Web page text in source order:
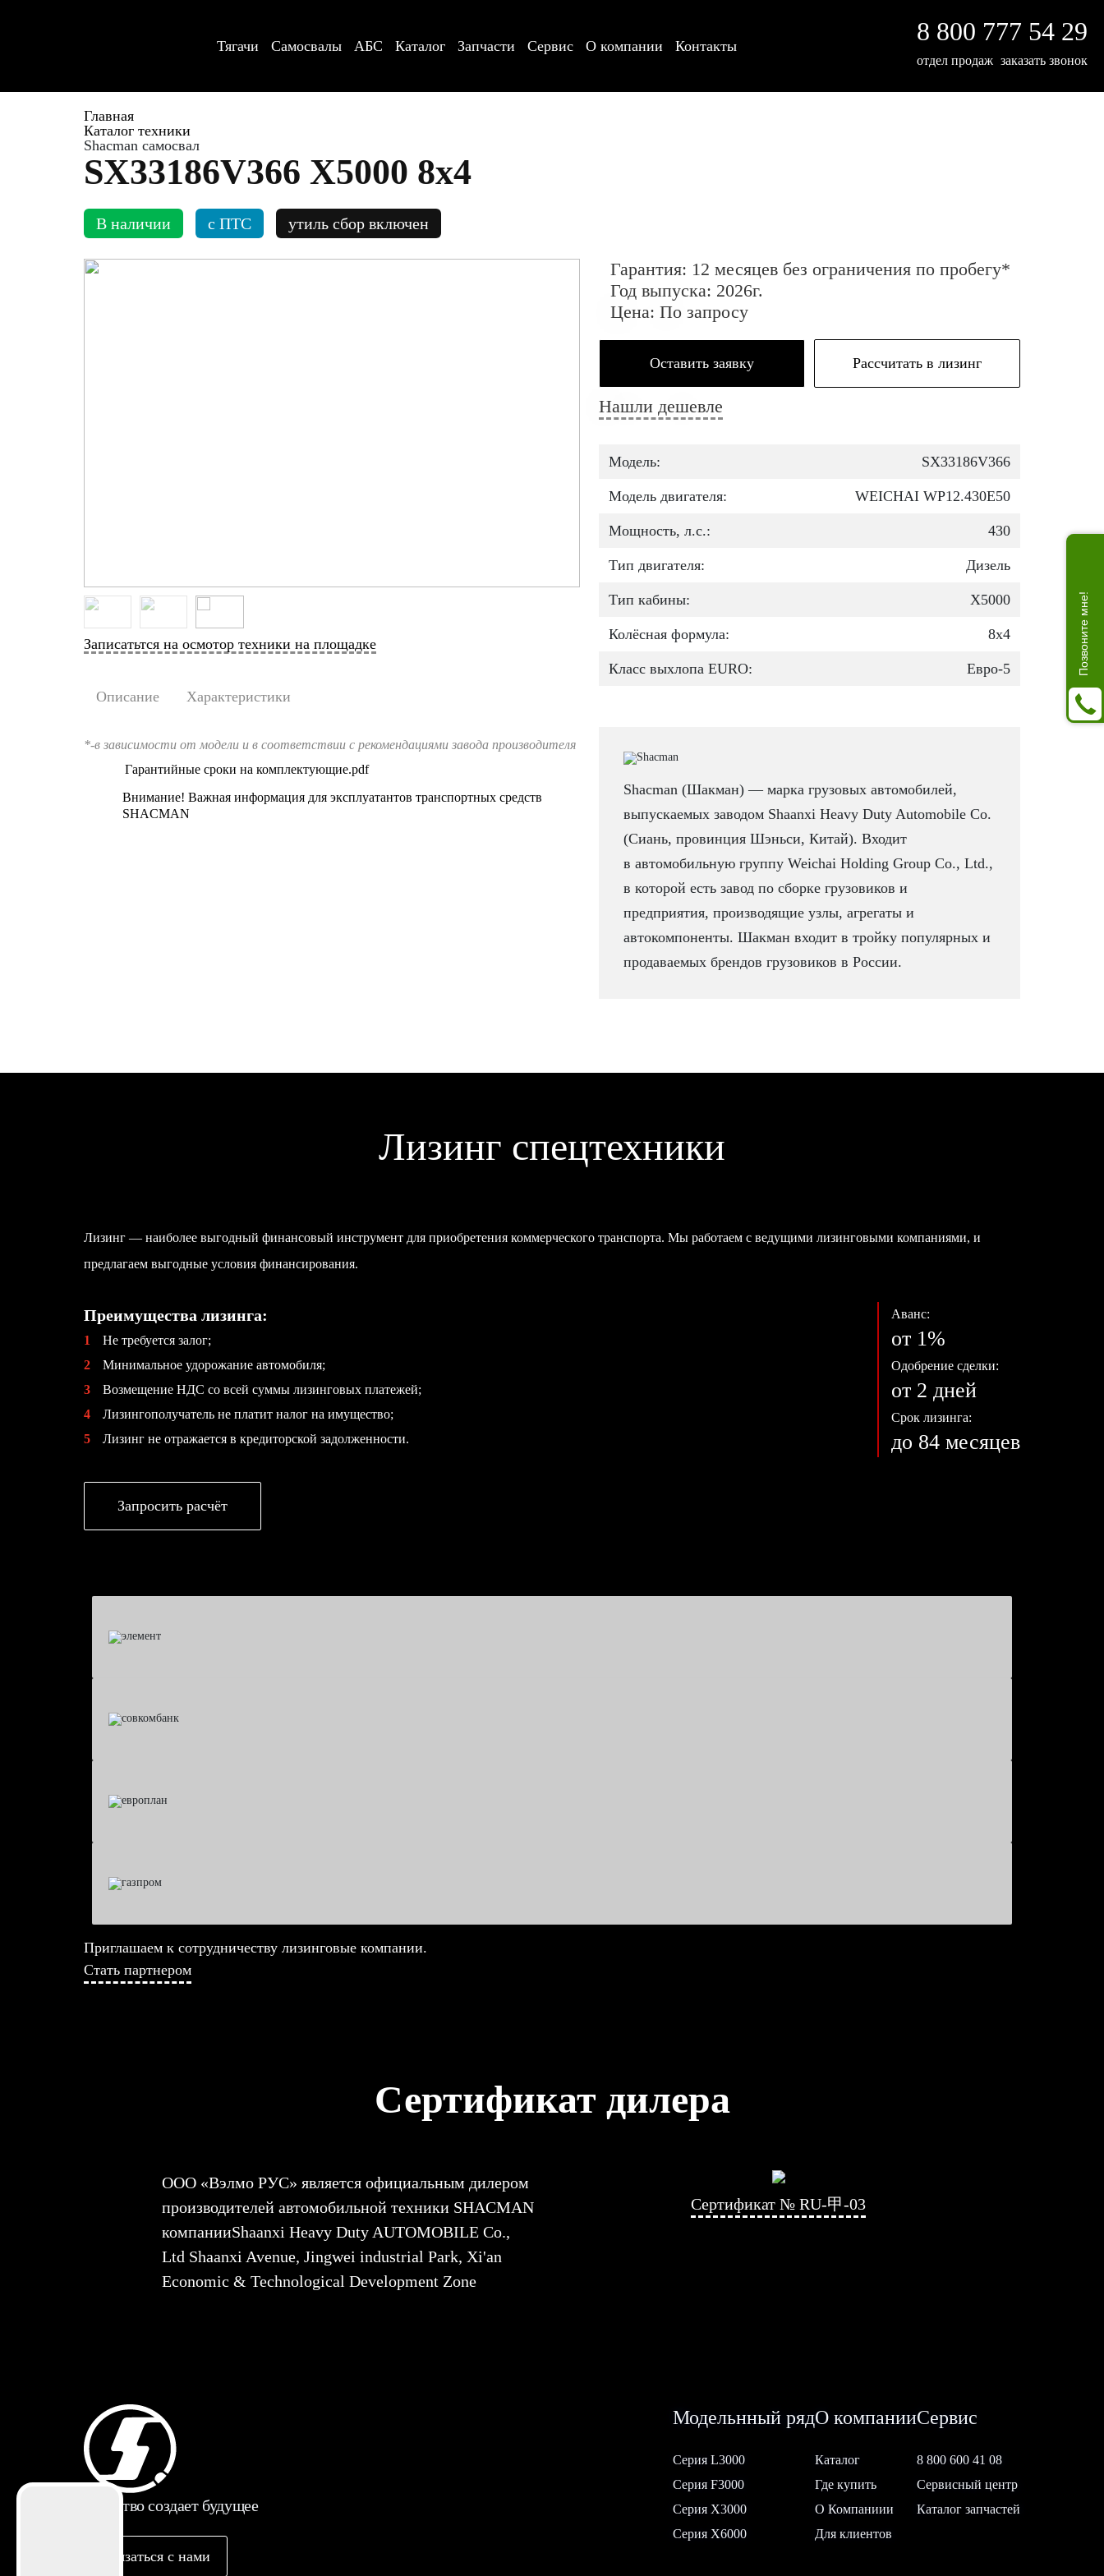
Тягачи Самосвалы АБС Каталог Запчасти Сервис О компании Контакты 8 800 777 54 29
отдел продаж заказать звонок
Главная
Каталог техники
Shacman самосвал
SX33186V366 Х5000 8х4
В наличии c ПТС утиль сбор включен
Записатьтся на осмотор техники на площадке
Описание Характеристики
*-в зависимости от модели и в соответствии с рекомендациями завода производителя
Гарантийные сроки на комплектующие.pdf
Внимание! Важная информация для эксплуатантов транспортных средств
SHACMAN
Гарантия: 12 месяцев без ограничения по пробегу*
Год выпуска: 2026г.
Цена: По запросу
Оставить заявку Рассчитать в лизинг
Нашли дешевле
Модель: SX33186V366
Модель двигателя: WEICHAI WP12.430E50
Мощность, л.с.: 430
Тип двигателя: Дизель
Тип кабины: X5000
Колёсная формула: 8х4
Класс выхлопа EURO: Евро-5
Shacman (Шакман) — марка грузовых автомобилей,
выпускаемых заводом Shaanxi Heavy Duty Automobile Co.
(Сиань, провинция Шэньси, Китай). Входит
в автомобильную группу Weichai Holding Group Co., Ltd.,
в которой есть завод по сборке грузовиков и
предприятия, производящие узлы, агрегаты и
автокомпоненты. Шакман входит в тройку популярных и
продаваемых брендов грузовиков в России.
Лизинг спецтехники
Лизинг — наиболее выгодный финансовый инструмент для приобретения коммерческого транспорта. Мы работаем с ведущими лизинговыми компаниями, и
предлагаем выгодные условия финансирования.
Преимущества лизинга:
1
Не требуется залог;
2
Минимальное удорожание автомобиля;
3
Возмещение НДС со всей суммы лизинговых платежей;
4
Лизингополучатель не платит налог на имущество;
5
Лизинг не отражается в кредиторской задолженности.
Аванс:
от 1%
Одобрение сделки:
от 2 дней
Срок лизинга:
до 84 месяцев
Запросить расчёт
Приглашаем к сотрудничеству лизинговые компании.
Стать партнером
Сертификат дилера
ООО «Вэлмо РУС» является официальным дилером
производителей автомобильной техники SHACMAN
компанииShaanxi Heavy Duty AUTOMOBILE Co.,
Ltd Shaanxi Avenue, Jingwei industrial Park, Xi'an
Economic & Technological Development Zone
Сертификат № RU-甲-03
Качество создает будущее
Связаться с нами
Модельнный ряд
Серия L3000
Серия F3000
Серия Х3000
Серия Х6000
О компании
Каталог
Где купить
О Компаниии
Для клиентов
Сервис
8 800 600 41 08
Сервисный центр
Каталог запчастей
Позвоните мне!